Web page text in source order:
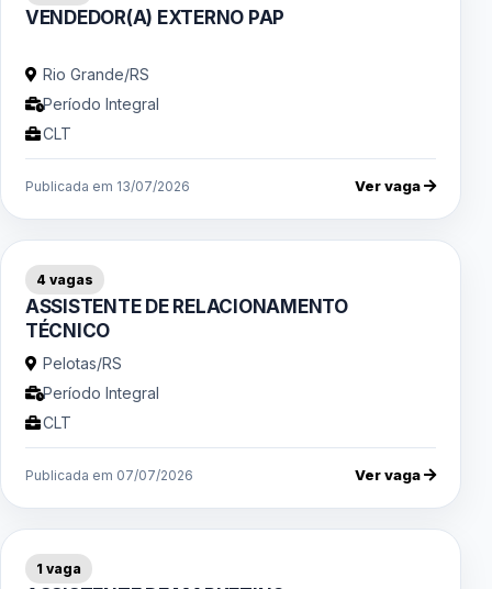
VENDEDOR(A) EXTERNO PAP
Rio Grande/RS
Período Integral
CLT
Publicada em 13/07/2026 Ver vaga
4 vagas
ASSISTENTE DE RELACIONAMENTO
TÉCNICO
Pelotas/RS
Período Integral
CLT
Publicada em 07/07/2026 Ver vaga
1 vaga